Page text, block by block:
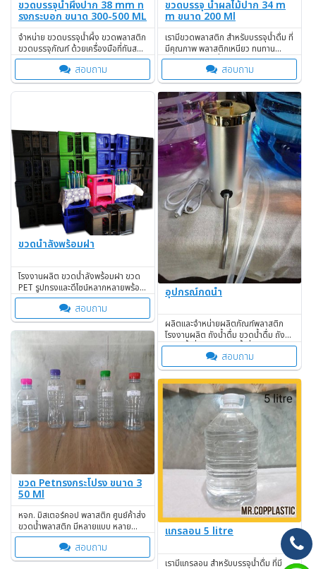
ขวดบรรจุน้ำผึ้งปาก 38 mm ท
รงกระบอก ขนาด 300-500 ML
จำหน่าย ขวดบรรจุน้ำผึ้ง ขวดพลาสติก
ขวดบรรจุภัณฑ์ ด้วยเครื่องมือที่ทันสมัย
มั่นใจคุณภาพ!
สอบถาม
ขวดบรรจุ น้ำผลไม้ปาก 34 m
m ขนาด 200 Ml
เรามีขวดพลาสติก สำหรับบรรจุน้ำดื่ม ที่
มีคุณภาพ พลาสติกเหนียว ทนทาน
จำหน่ายในราคาที่ถูก
สอบถาม
ขวดน้ำลังพร้อมฝา
โรงงานผลิต ขวดน้ำลังพร้อมฝา ขวด
PET รูปทรงและดีไซน์หลากหลายพร้อม
ฝาขวด สินค้าขายดี
สอบถาม
อุปกรณ์กดน้ำ
ผลิตและจำหน่ายผลิตภัณฑ์พลาสติก
โรงงานผลิต ถังน้ำดื่ม ขวดน้ำดื่ม ถัง
บรรจุน้ำดื่ม ขวดบรรจุน้ำดื่ม จาก
พลาสติกเกรด A จำหน่ายราคาโรงงาน
สอบถาม
ขวด Petทรงกระโปรง ขนาด 3
50 Ml
หจก. มิสเตอร์คอป พลาสติก ศูนย์ค้าส่ง
ขวดน้ำพลาสติก มีหลายแบบ หลาย
ขนาดให้ท่านได้เลือก
สอบถาม
แกรลอน 5 litre
เรามีแกรลอน สำหรับบรรจุน้ำดื่ม ที่มี